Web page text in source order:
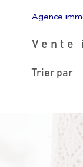
Agence
Vente
Trier par